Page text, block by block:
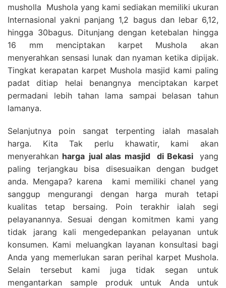
musholla Mushola yang kami sediakan memiliki ukuran
Internasional yakni panjang 1,2 bagus dan lebar 6,12,
hingga 30bagus. Ditunjang dengan ketebalan hingga
16 mm menciptakan karpet Mushola akan
menyerahkan sensasi lunak dan nyaman ketika dipijak.
Tingkat kerapatan karpet Mushola masjid kami paling
padat ditiap helai benangnya menciptakan karpet
permadani lebih tahan lama sampai belasan tahun
lamanya.
Selanjutnya poin sangat terpenting ialah masalah
harga. Kita Tak perlu khawatir, kami akan
menyerahkan harga jual alas masjid di Bekasiyang
paling terjangkau bisa disesuaikan dengan budget
anda. Mengapa? karena kami memiliki chanel yang
sanggup mengurangi dengan harga murah tetapi
kualitas tetap bersaing. Poin terakhir ialah segi
pelayanannya. Sesuai dengan komitmen kami yang
tidak jarang kali mengedepankan pelayanan untuk
konsumen. Kami meluangkan layanan konsultasi bagi
Anda yang memerlukan saran perihal karpet Mushola.
Selain tersebut kami juga tidak segan untuk
mengantarkan sample produk untuk Anda untuk